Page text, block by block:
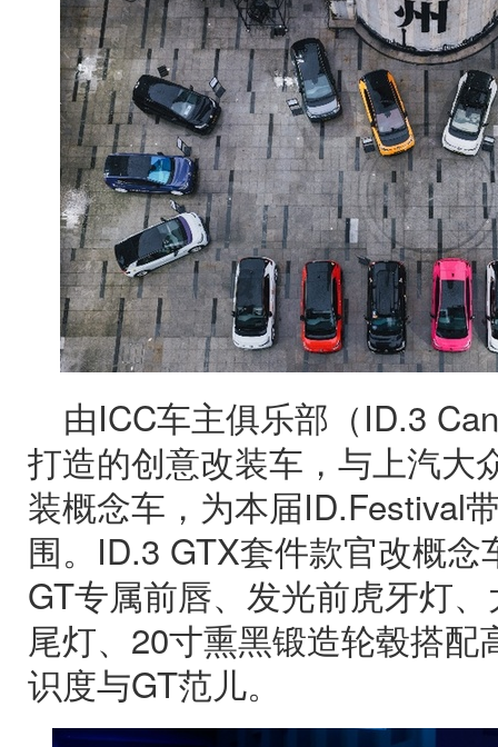
由ICC车主俱乐部（ID.3
打造的创意改装车，与上汽大
装概念车，为本届ID.Festival
围。ID.3 GTX套件款官改概念
GT专属前唇、发光前虎牙灯、
尾灯、20寸熏黑锻造轮毂搭配
识度与GT范儿。